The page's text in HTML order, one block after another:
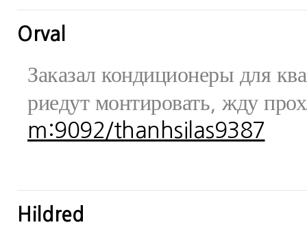
Orval
Заказал кондиционеры для
риедут монтировать, жду
m:9092/thanhsilas9387
Hildred